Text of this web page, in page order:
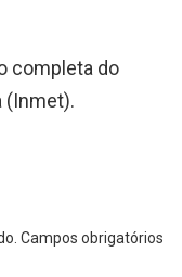
completa do
(Inmet).
Campos obrigatórios